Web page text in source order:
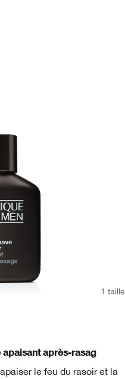
1 taille
après-rasag
le feu du rasoir et la